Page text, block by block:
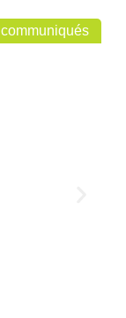
communiqués